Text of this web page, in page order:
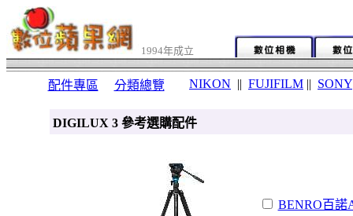
1994年成立
配件專區 分類總覽 NIKON || FUJIFILM || SONY
DIGILUX 3 參考選購配件
BENRO百諾